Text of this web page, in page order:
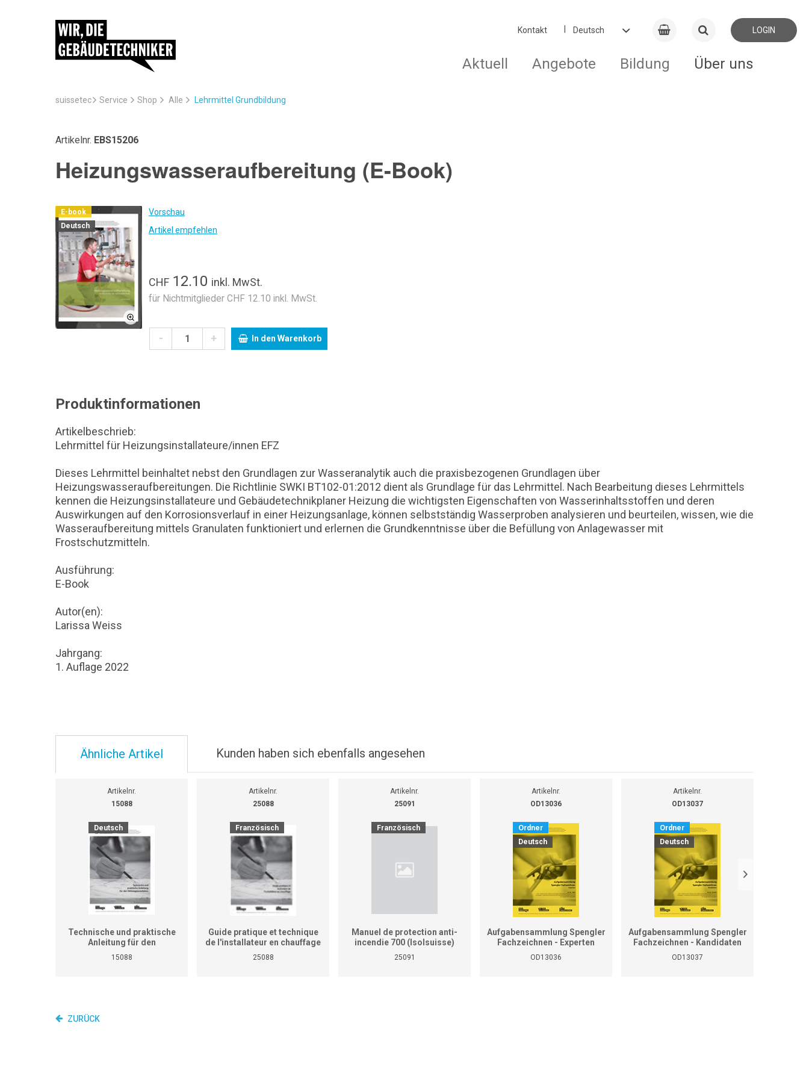
Kontakt LOGIN
Aktuell Angebote Bildung Über uns
suissetec Service Shop Alle Lehrmittel Grundbildung
Artikelnr. EBS15206
Heizungswasseraufbereitung (E-Book)
E-book
Deutsch
Vorschau
Artikel empfehlen
CHF 12.10 inkl. MwSt.
für Nichtmitglieder CHF 12.10 inkl. MwSt.
- + In den Warenkorb
Produktinformationen
Artikelbeschrieb:
Lehrmittel für Heizungsinstallateure/innen EFZ
Dieses Lehrmittel beinhaltet nebst den Grundlagen zur Wasseranalytik auch die praxisbezogenen Grundlagen über
Heizungswasseraufbereitungen. Die Richtlinie SWKI BT102-01:2012 dient als Grundlage für das Lehrmittel. Nach Bearbeitung dieses Lehrmittels
kennen die Heizungsinstallateure und Gebäudetechnikplaner Heizung die wichtigsten Eigenschaften von Wasserinhaltsstoffen und deren
Auswirkungen auf den Korrosionsverlauf in einer Heizungsanlage, können selbstständig Wasserproben analysieren und beurteilen, wissen, wie die
Wasseraufbereitung mittels Granulaten funktioniert und erlernen die Grundkenntnisse über die Befüllung von Anlagewasser mit
Frostschutzmitteln.
Ausführung:
E-Book
Autor(en):
Larissa Weiss
Jahrgang:
1. Auflage 2022
Ähnliche Artikel Kunden haben sich ebenfalls angesehen
Artikelnr.
15088
Deutsch
Technische und praktische
Anleitung für den
Heizungsinstallateur (ersetzt
nicht den praktischen
15088
Artikelnr.
25088
Französisch
Guide pratique et technique
de l'installateur en chauffage
(Ne remplace pas le manuel
de travaux pratiques pour
25088
Artikelnr.
25091
Französisch
Manuel de protection anti-
incendie 700 (Isolsuisse)
25091
Artikelnr.
OD13036
Ordner
Deutsch
Aufgabensammlung Spengler
Fachzeichnen - Experten
OD13036
Artikelnr.
OD13037
Ordner
Deutsch
Aufgabensammlung Spengler
Fachzeichnen - Kandidaten
OD13037
ZURÜCK